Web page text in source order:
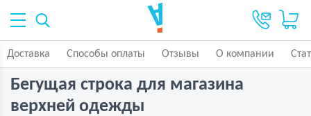
Доставка Способы оплаты Отзывы О компании
Бегущая строка для магазина
верхней одежды